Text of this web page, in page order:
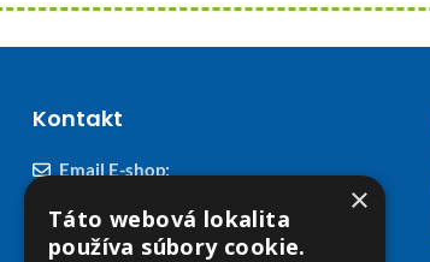
Kontakt
Email E-shop:
podpora@viplekaren.sk
Telefón E-shop:
×
Táto webová lokalita
používa súbory cookie.